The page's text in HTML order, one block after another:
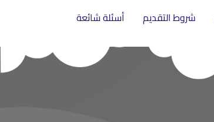
شروط التقديم أسئلة شائعة